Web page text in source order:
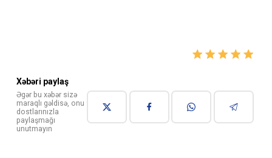
Xəbəri paylaş
Əgər bu xəbər sizə
maraqlı gəldisə, onu
dostlarınızla
paylaşmağı
unutmayın